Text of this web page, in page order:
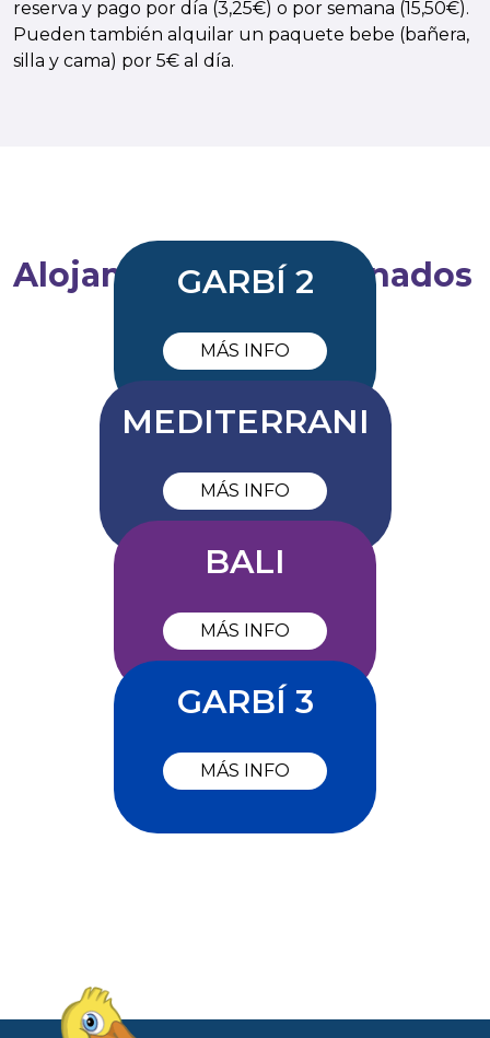
reserva y pago por día (3,25€) o por semana (15,50€).
Pueden también alquilar un paquete bebe (bañera,
silla y cama) por 5€ al día.
Alojamientos relacionados
GARBÍ 2
MÁS INFO
MEDITERRANI
MÁS INFO
BALI
MÁS INFO
GARBÍ 3
MÁS INFO